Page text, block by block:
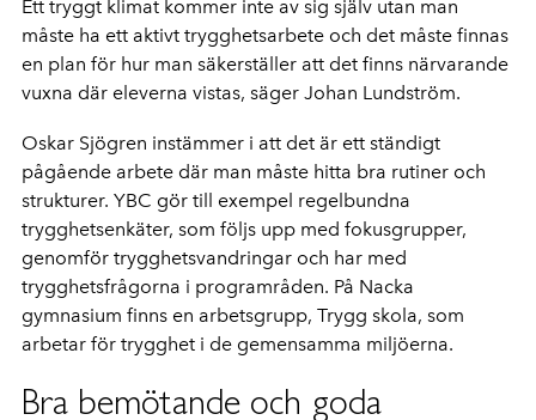
Ett tryggt klimat kommer inte av sig själv utan man
måste ha ett aktivt trygghetsarbete och det måste finnas
en plan för hur man säkerställer att det finns närvarande
vuxna där eleverna vistas, säger Johan Lundström.
Oskar Sjögren instämmer i att det är ett ständigt
pågående arbete där man måste hitta bra rutiner och
strukturer. YBC gör till exempel regelbundna
trygghetsenkäter, som följs upp med fokusgrupper,
genomför trygghetsvandringar och har med
trygghetsfrågorna i programråden. På Nacka
gymnasium finns en arbetsgrupp, Trygg skola, som
arbetar för trygghet i de gemensamma miljöerna.
Bra bemötande och goda